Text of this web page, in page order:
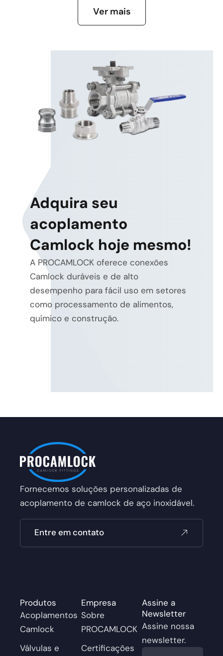
Ver mais
Adquira seu
acoplamento
Camlock hoje mesmo!
A PROCAMLOCK oferece conexões
Camlock duráveis e de alto
desempenho para fácil uso em setores
como processamento de alimentos,
químico e construção.
Fornecemos soluções personalizadas de
acoplamento de camlock de aço inoxidável.
Entre em contato
Produtos
Acoplamentos
Camlock
Válvulas e
Empresa
Sobre
PROCAMLOCK
Certificações
Assine a
Newsletter
Assine nossa
newsletter.
E-